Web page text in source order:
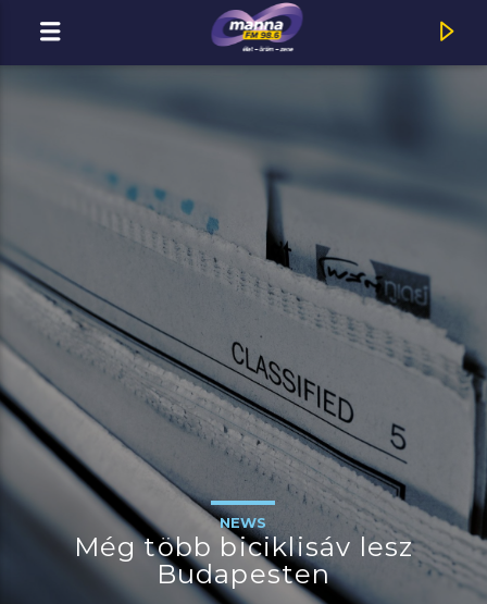
MOST ADÁSBAN
MannaFM
JELENLEGI MŰSOR
NEWS
Még több biciklisáv lesz
Budapesten